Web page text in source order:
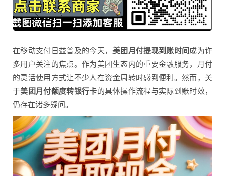
在移动支付日益普及的今天，美团月付提现到账时间成为许
多用户关注的焦点。作为美团生态内的重要金融服务，月付
的灵活使用方式让不少人在资金周转时感到便利。然而，关
于美团月付额度转银行卡的具体操作流程与实际到账时效，
仍存在诸多疑问。